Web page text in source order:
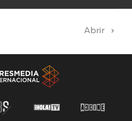
Abrir
El Hormiguero
Pasapalabra